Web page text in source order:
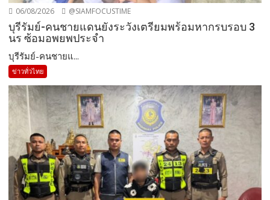
06/08/2026 @SIAMFOCUSTIME
บุรีรัมย์-คนชายแดนยังระวังเตรียมพร้อมหากรบรอบ 3
นร ซ้อมอพยพประจำ
บุรีรัมย์-คนชายแ...
ข่าวทั่วไทย